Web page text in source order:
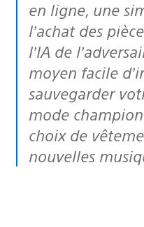
en ligne, une
l’achat des
l’IA de
moyen facile
sauvegarder
mode
choix de
nouvelles